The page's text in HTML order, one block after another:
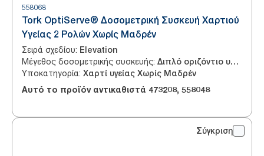
558068
Tork OptiServe® Δοσομετρική Συσκευή Χαρτιού
Υγείας 2 Ρολών Χωρίς Μαδρέν
Σειρά σχεδίου: Elevation
Μέγεθος δοσομετρικής συσκευής: Διπλό οριζόντιο υψηλής απόδοσης
Υποκατηγορία: Χαρτί υγείας Χωρίς Μαδρέν
Αυτό το προϊόν αντικαθιστά 473208, 558048
Σύγκριση